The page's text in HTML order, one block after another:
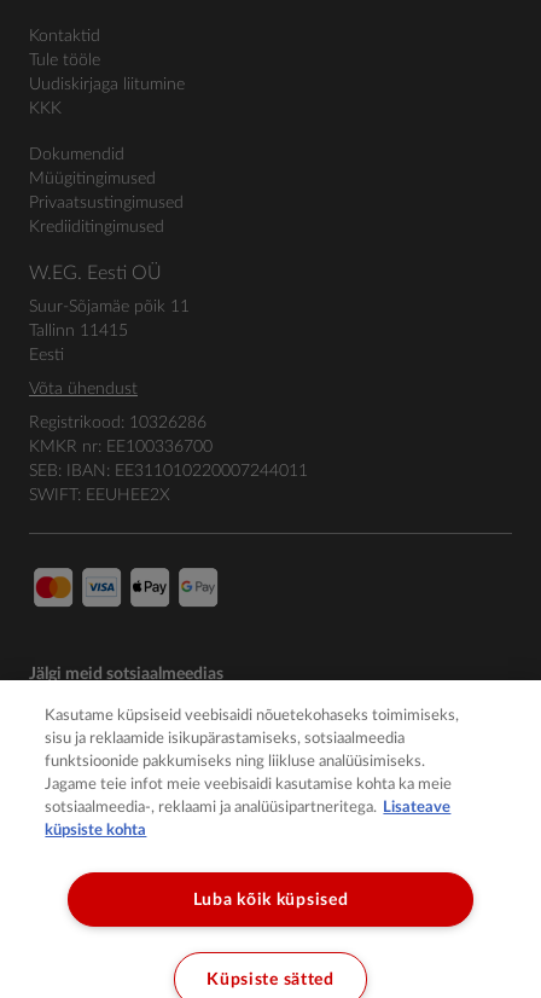
Kontaktid
Tule tööle
Uudiskirjaga liitumine
KKK
Dokumendid
Müügitingimused
Privaatsustingimused
Krediiditingimused
W.EG. Eesti OÜ
Suur-Sõjamäe põik 11
Tallinn 11415
Eesti
Võta ühendust
Registrikood: 10326286
KMKR nr: EE100336700
SEB: IBAN: EE311010220007244011
SWIFT: EEUHEE2X
Jälgi meid sotsiaalmeedias
Kasutame küpsiseid veebisaidi nõuetekohaseks toimimiseks,
sisu ja reklaamide isikupärastamiseks, sotsiaalmeedia
funktsioonide pakkumiseks ning liikluse analüüsimiseks.
Jagame teie infot meie veebisaidi kasutamise kohta ka meie
sotsiaalmeedia-, reklaami ja analüüsipartneritega. Lisateave
küpsiste kohta
Luba kõik küpsised
Küpsiste sätted